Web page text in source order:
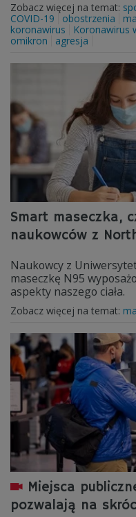
Zobacz więcej na temat:
COVID-19
obostrzenia
koronawirus
Koronawirus
omikron
agresja
Smart maseczka,
naukowców z
Naukowcy z
maseczkę N95
aspekty naszego ciała.
Zobacz więcej na temat:
Miejsca
pozwalają na